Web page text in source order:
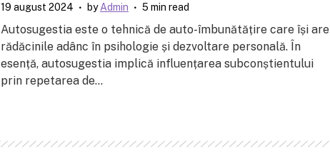
19 august 2024 byAdmin 5 min read
Autosugestia este o tehnică de auto-îmbunătățire care își are
rădăcinile adânc în psihologie și dezvoltare personală. În
esență, autosugestia implică influențarea subconștientului
prin repetarea de...